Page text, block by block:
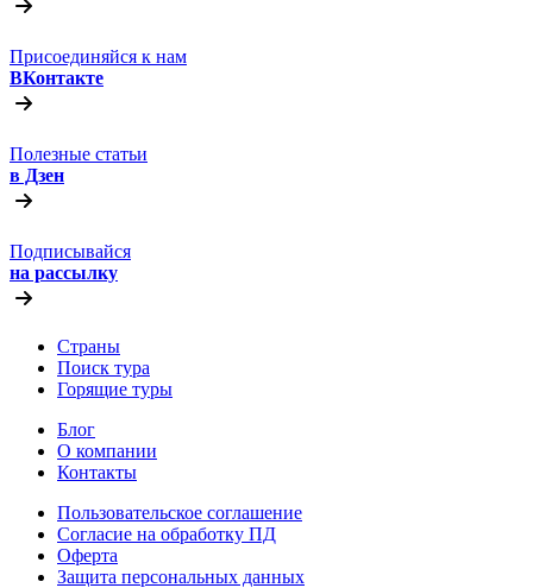
Присоединяйся к нам
ВКонтакте
Полезные статьи
в Дзен
Подписывайся
на рассылку
Страны
Поиск тура
Горящие туры
Блог
О компании
Контакты
Пользовательское соглашение
Согласие на обработку ПД
Оферта
Защитa персональных данных